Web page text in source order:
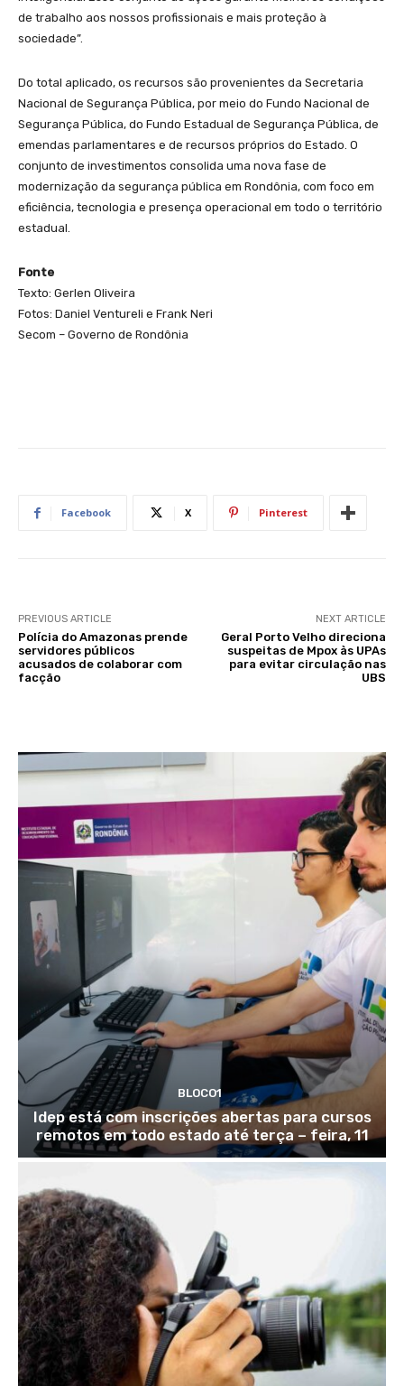
de trabalho aos nossos profissionais e mais proteção à
sociedade”.
Do total aplicado, os recursos são provenientes da Secretaria
Nacional de Segurança Pública, por meio do Fundo Nacional de
Segurança Pública, do Fundo Estadual de Segurança Pública, de
emendas parlamentares e de recursos próprios do Estado. O
conjunto de investimentos consolida uma nova fase de
modernização da segurança pública em Rondônia, com foco em
eficiência, tecnologia e presença operacional em todo o território
estadual.
Fonte
Texto: Gerlen Oliveira
Fotos: Daniel Ventureli e Frank Neri
Secom – Governo de Rondônia
Facebook X Pinterest
PREVIOUS ARTICLE
Polícia do Amazonas prende
servidores públicos
acusados de colaborar com
facção
NEXT ARTICLE
Geral Porto Velho direciona
suspeitas de Mpox às UPAs
para evitar circulação nas
UBS
BLOCO1
Idep está com inscrições abertas para cursos
remotos em todo estado até terça – feira, 11